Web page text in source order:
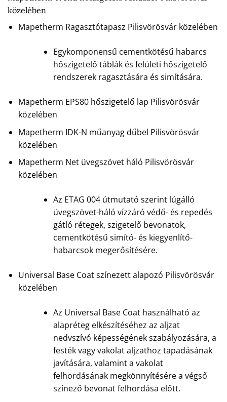
közelében
Mapetherm Ragasztótapasz Pilisvörösvár közelében
Egykomponensű cementkötésű habarcs
hőszigetelő táblák és felületi hőszigetelő
rendszerek ragasztására és simítására.
Mapetherm EPS80 hőszigetelő lap Pilisvörösvár
közelében
Mapetherm IDK-N műanyag dűbel Pilisvörösvár
közelében
Mapetherm Net üvegszövet háló Pilisvörösvár
közelében
Az ETAG 004 útmutató szerint lúgálló
üvegszövet-háló vízzáró védő- és repedés
gátló rétegek, szigetelő bevonatok,
cementkötésű simító- és kiegyenlítő-
habarcsok megerősítésére.
Universal Base Coat színezett alapozó Pilisvörösvár
közelében
Az Universal Base Coat használható az
alapréteg elkészítéséhez az aljzat
nedvszívó képességének szabályozására, a
festék vagy vakolat aljzathoz tapadásának
javítására, valamint a vakolat
felhordásának megkönnyítésére a végső
színező bevonat felhordása előtt.